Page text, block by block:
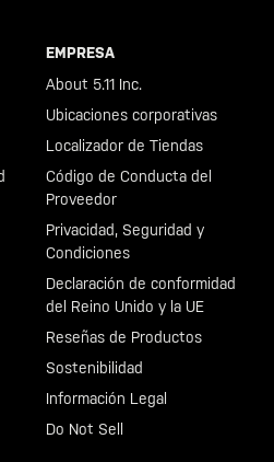
EMPRESA
About 5.11 Inc.
Ubicaciones corporativas
Localizador de Tiendas
Código de Conducta del
Proveedor
Privacidad, Seguridad y
Condiciones
Declaración de conformidad
del Reino Unido y la UE
Reseñas de Productos
Sostenibilidad
Información Legal
Do Not Sell